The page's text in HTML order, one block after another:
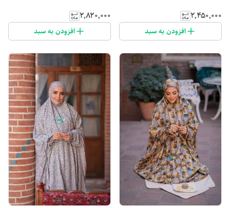
۲٬۴۵۰٬۰۰۰
افزودن به سبد
۲٬۸۲۰٬۰۰۰
افزودن به سبد